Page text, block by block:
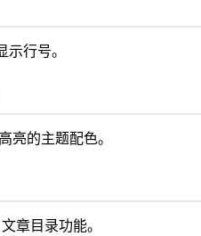
行号。
的主题配色。
章目录功能。